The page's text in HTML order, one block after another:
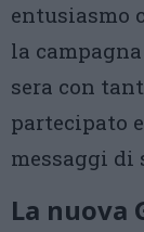
entusiasmo
la
sera con
partecipato
messaggi di
La nuova